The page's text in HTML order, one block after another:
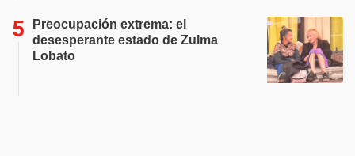
Preocupación extrema: el
desesperante estado de Zulma
Lobato